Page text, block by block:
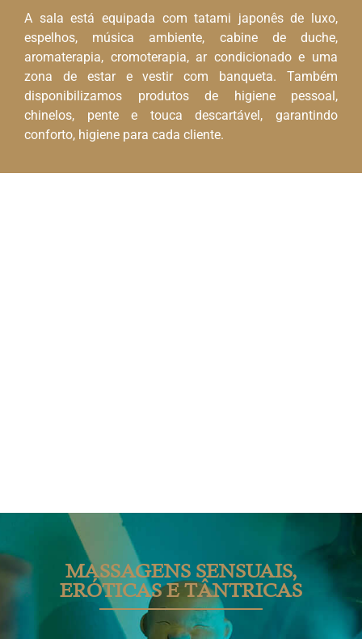
A sala está equipada com tatami japonês de luxo,
espelhos, música ambiente, cabine de duche,
aromaterapia, cromoterapia, ar condicionado e uma
zona de estar e vestir com banqueta. Também
disponibilizamos produtos de higiene pessoal,
chinelos, pente e touca descartável, garantindo
conforto, higiene para cada cliente.
MASSAGENS SENSUAIS,
ERÓTICAS E TÂNTRICAS